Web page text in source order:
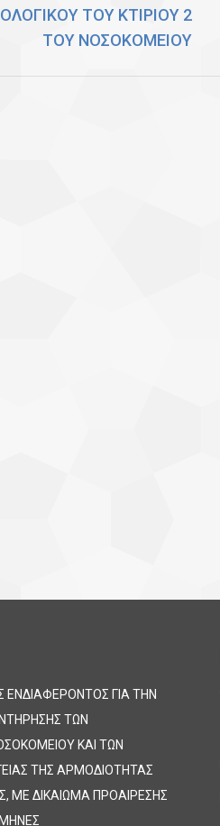
ΤΟΥ ΚΤΙΡΙΟΥ 2
ΤΟΥ ΝΟΣΟΚΟΜΕΙΟΥ
ΓΙΑ ΤΗΝ
ΤΩΝ
ΚΑΙ ΤΩΝ
ΤΗΣ ΑΡΜΟΔΙΟΤΗΤΑΣ
ΜΕ ΔΙΚΑΙΩΜΑ ΠΡΟΑΙΡΕΣΗΣ
ΜΗΝΕΣ